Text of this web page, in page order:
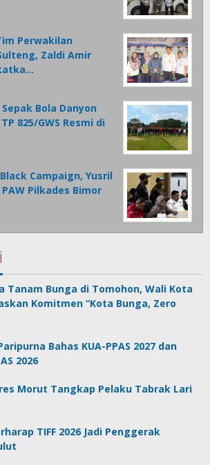
Perwakilan
Zaldi Amir
Bola Danyon
825/GWS Resmi di
Campaign, Yusril
Pilkades Bimor
Tanam Bunga di Tomohon, Wali Kota
Komitmen “Kota Bunga, Zero
Bahas KUA-PPAS 2027 dan
2026
Morut Tangkap Pelaku Tabrak Lari
TIFF 2026 Jadi Penggerak